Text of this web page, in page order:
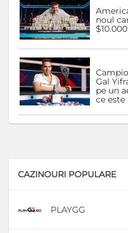
noul
Gal
pe un
ce este
CAZINOURI POPULARE
PLAYGG